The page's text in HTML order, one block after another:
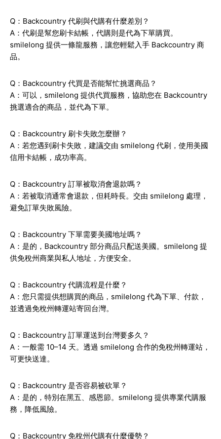
Q：Backcountry 代刷與代購有什麼差別？
A：代刷是幫您刷卡結帳，代購則是代為下單購買。
smilelong 提供一條龍服務，讓您輕鬆入手 Backcountry 商
品。
Q：Backcountry 代買是否能幫忙挑選商品？
A：可以，smilelong 提供代買服務，協助您在 Backcountry
挑選適合的商品，並代為下單。
Q：Backcountry 刷卡失敗怎麼辦？
A：若您遇到刷卡失敗，建議交由 smilelong 代刷，使用美國
信用卡結帳，成功率高。
Q：Backcountry 訂單被取消會退款嗎？
A：若被取消通常會退款，但耗時長。交由 smilelong 處理，
避免訂單失敗風險。
Q：Backcountry 下單需要美國地址嗎？
A：是的，Backcountry 部分商品只配送美國。smilelong 提
供免稅州商業與私人地址，方便安全。
Q：Backcountry 代購流程是什麼？
A：您只需提供想購買的商品，smilelong 代為下單、付款，
並透過免稅州轉運站寄回台灣。
Q：Backcountry 訂單運送到台灣要多久？
A：一般需 10–14 天。透過 smilelong 合作的免稅州轉運站，
可更快送達。
Q：Backcountry 是否容易被砍單？
A：是的，特別在黑五、感恩節。smilelong 提供專業代購服
務，降低風險。
Q：Backcountry 免稅州代購有什麼優勢？